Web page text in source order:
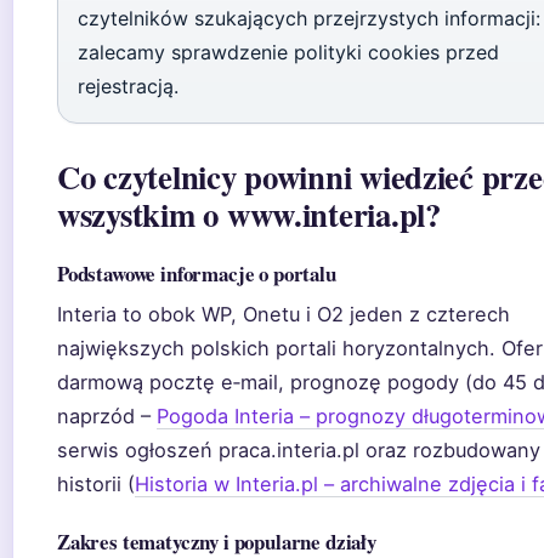
czytelników szukających przejrzystych informacji:
zalecamy sprawdzenie polityki cookies przed
rejestracją.
Co czytelnicy powinni wiedzieć
wszystkim o www.interia.pl?
Podstawowe informacje o portalu
Interia to obok WP, Onetu i O2 jeden z czterech
największych polskich portali horyzontalnych.
darmową pocztę e‑mail, prognozę pogody (do 45
naprzód – Pogoda Interia – prognozy
serwis ogłoszeń praca.interia.pl oraz rozbudowany
historii (Historia w Interia.pl – archiwalne zdjęcia i
Zakres tematyczny i popularne działy